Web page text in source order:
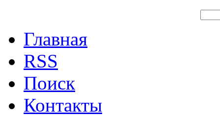
Главная
RSS
Поиск
Контакты